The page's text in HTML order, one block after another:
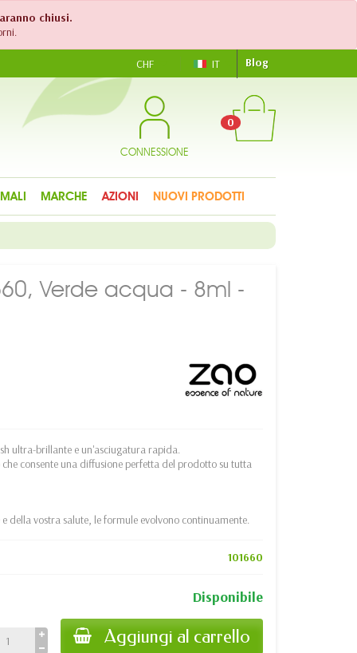
chiusi.
CHF IT Blog
CONNESSIONE
0
MARCHE AZIONI NUOVI PRODOTTI
Verde acqua - 8ml -
ultra-brillante e un'asciugatura rapida.
consente una diffusione perfetta del prodotto su tutta
della vostra salute, le formule evolvono continuamente.
101660
Disponibile
Aggiungi al carrello